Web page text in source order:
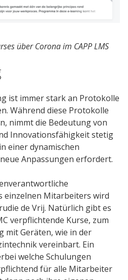
über Corona im CAPP LMS
ist immer stark an Protokolle
Während diese Protokolle
nimmt die Bedeutung von
Innovationsfähigkeit stetig
einer dynamischen
Anpassungen erfordert.
einzelnen Mitarbeiters wird
de Vrij. Natürlich gibt es
verpflichtende Kurse, zum
mit Geräten, wie in der
vereinbart. Ein
welche Schulungen
für alle Mitarbeiter